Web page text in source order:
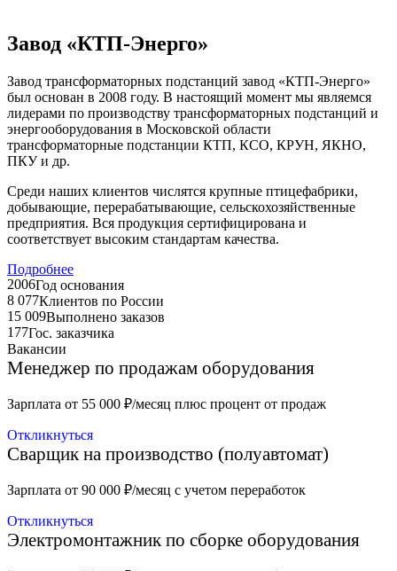
Завод «КТП-Энерго»
Завод трансформаторных подстанций завод «КТП-Энерго»
был основан в 2008 году. В настоящий момент мы являемся
лидерами по производству трансформаторных подстанций и
энергооборудования в Московской области
трансформаторные подстанции КТП, КСО, КРУН, ЯКНО,
ПКУ и др.
Среди наших клиентов числятся крупные птицефабрики,
добывающие, перерабатывающие, сельскохозяйственные
предприятия. Вся продукция сертифицирована и
соответствует высоким стандартам качества.
Подробнее
2006Год основания
8 077Клиентов по России
15 009Выполнено заказов
177Гос. заказчика
Вакансии
Менеджер по продажам оборудования
Зарплата от 55 000 ₽/месяц плюс процент от продаж
Откликнуться
Сварщик на производство (полуавтомат)
Зарплата от 90 000 ₽/месяц с учетом переработок
Откликнуться
Электромонтажник по сборке оборудования